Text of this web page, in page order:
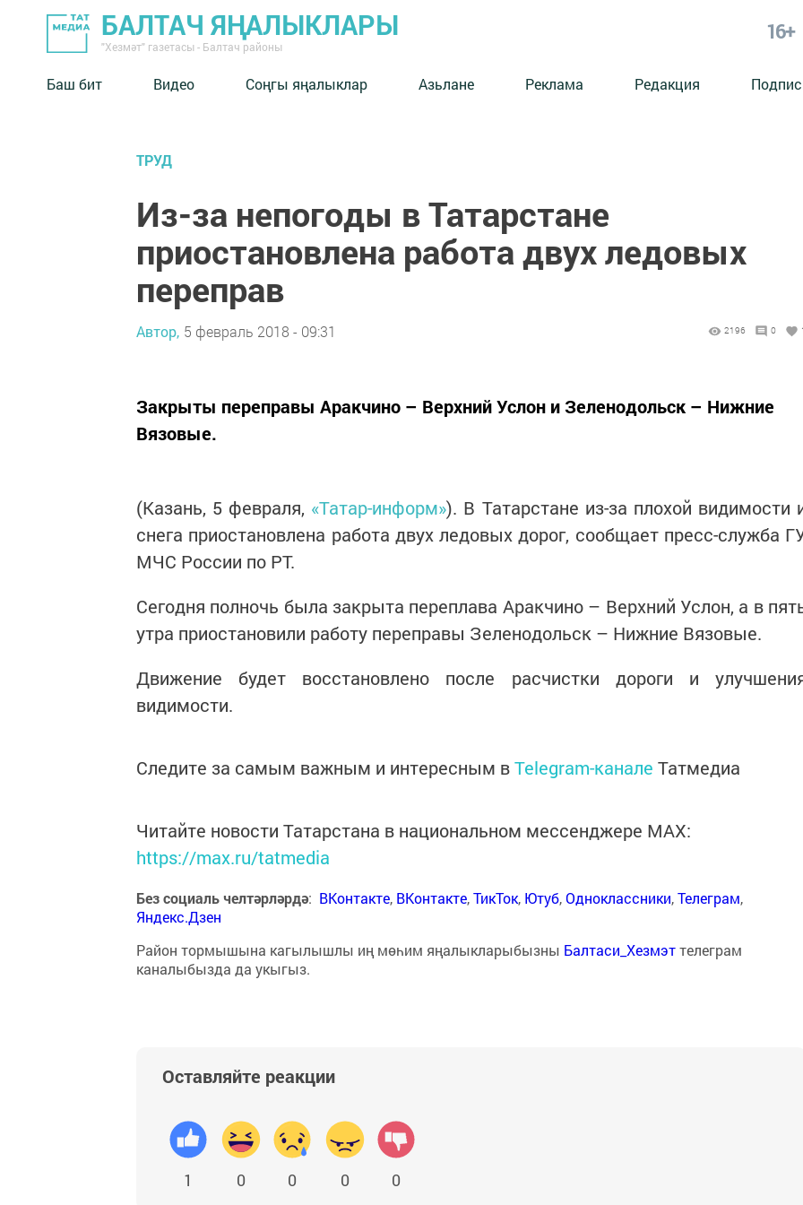
БАЛТАЧ ЯҢАЛЫКЛАРЫ
"Хезмәт" газетасы - Балтач районы
16+
Баш бит Видео Соңгы яңалыклар Азьлане Реклама Редакция
ТРУД
Из-за непогоды в Татарстане
приостановлена работа двух ледовых
переправ
Автор, 5 февраль 2018 - 09:31 2196 0
Закрыты переправы Аракчино – Верхний Услон и Зеленодольск – Нижние
Вязовые.
(Казань, 5 февраля, «Татар-информ»). В Татарстане из-за плохой видимости
снега приостановлена работа двух ледовых дорог, сообщает пресс-служба
МЧС России по РТ.
Сегодня полночь была закрыта переплава Аракчино – Верхний Услон, а в
утра приостановили работу переправы Зеленодольск – Нижние Вязовые.
Движение будет восстановлено после расчистки дороги и
видимости.
Следите за самым важным и интересным вTelegram-канале Татмедиа
Читайте новости Татарстана в национальном мессенджере MАХ:
https://max.ru/tatmedia
Без социаль челтәрләрдә: ВКонтакте, ВКонтакте,ТикТок, Ютуб,Одноклассники,Телеграм,
Яндекс.Дзен
Район тормышына кагылышлы иң мөһим яңалыкларыбызны Балтаси_Хезмэттелеграм
каналыбызда да укыгыз.
Оставляйте реакции
1 0 0 0 0